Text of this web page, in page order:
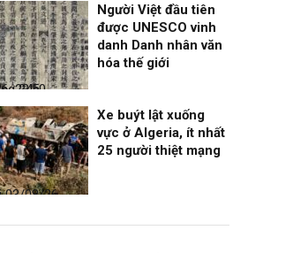
24h
22:50
Người Việt đầu tiên
được UNESCO vinh
danh Danh nhân văn
hóa thế giới
Xe buýt lật xuống
vực ở Algeria, ít nhất
25 người thiệt mạng